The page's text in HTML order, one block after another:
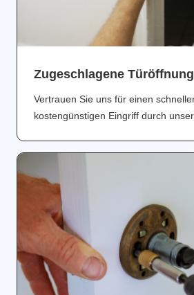
Zugeschlagene Türöffnung
Vertrauen Sie uns für einen
kostengünstigen Eingriff durch